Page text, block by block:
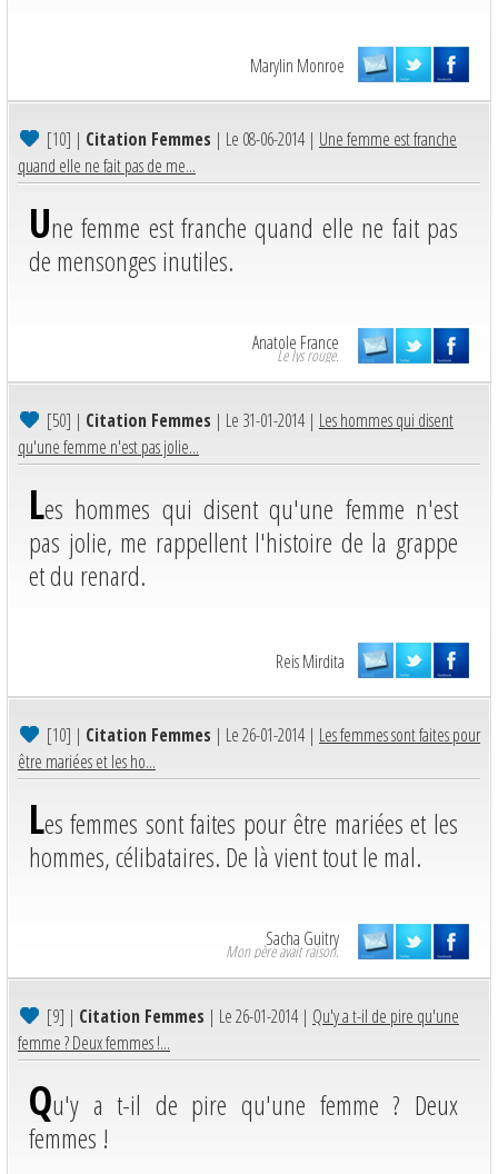
Marylin Monroe
[10] | Citation Femmes | Le 08-06-2014 | Une femme est franche
quand elle ne fait pas de me...
Une femme est franche quand elle ne fait pas
de mensonges inutiles.
Anatole France
Le lys rouge.
[50] | Citation Femmes | Le 31-01-2014 | Les hommes qui disent
qu'une femme n'est pas jolie...
Les hommes qui disent qu'une femme n'est
pas jolie, me rappellent l'histoire de la grappe
et du renard.
Reis Mirdita
[10] | Citation Femmes | Le 26-01-2014 | Les femmes sont faites pour
être mariées et les ho...
Les femmes sont faites pour être mariées et les
hommes, célibataires. De là vient tout le mal.
Sacha Guitry
Mon père avait raison.
[9] | Citation Femmes | Le 26-01-2014 | Qu'y a t-il de pire qu'une
femme ? Deux femmes !...
Qu'y a t-il de pire qu'une femme ? Deux
femmes !